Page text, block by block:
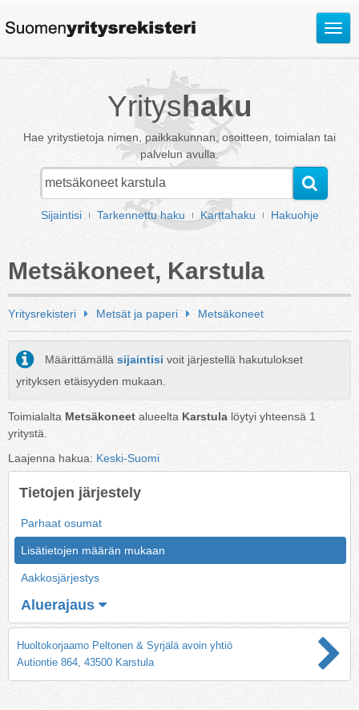
Avaa
Yrityshaku
Hae yritystietoja nimen, paikkakunnan, osoitteen, toimialan tai
palvelun avulla.
Sijaintisi Tarkennettu haku Karttahaku Hakuohje
Metsäkoneet, Karstula
Yritysrekisteri Metsät ja paperi Metsäkoneet
Määrittämällä sijaintisi voit järjestellä hakutulokset
yrityksen etäisyyden mukaan.
Toimialalta Metsäkoneet alueelta Karstula löytyi yhteensä 1
yritystä.
Laajenna hakua: Keski-Suomi
Tietojen järjestely
Parhaat osumat
Lisätietojen määrän mukaan
Aakkosjärjestys
Aluerajaus
Huoltokorjaamo Peltonen & Syrjälä avoin yhtiö
Autiontie 864, 43500 Karstula